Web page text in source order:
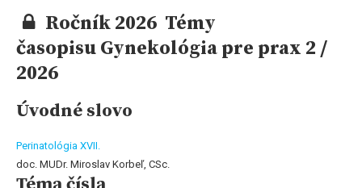
Ročník 2026 Témy
časopisu Gynekológia pre prax 2 /
2026
Úvodné slovo
Perinatológia XVII.
doc. MUDr. Miroslav Korbeľ, CSc.